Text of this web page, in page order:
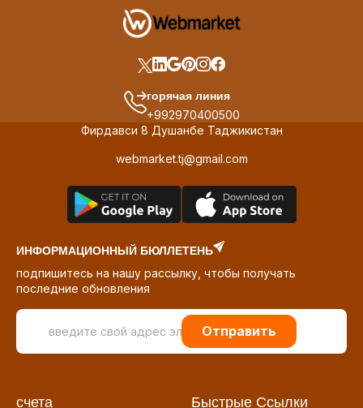
горячая линия
+992970400500
Фирдавси 8 Душанбе Таджикистан
webmarket.tj@gmail.com
ИНФОРМАЦИОННЫЙ БЮЛЛЕТЕНЬ
подпишитесь на нашу рассылку, чтобы получать
последние обновления
Отправить
счета Быстрые Ссылки